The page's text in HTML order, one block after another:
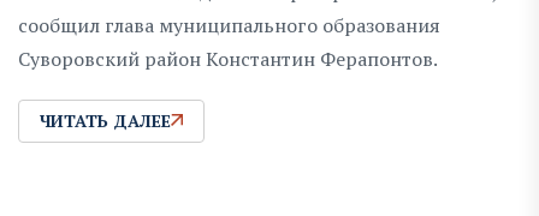
сообщил глава муниципального образования
Суворовский район Константин Ферапонтов.
ЧИТАТЬ ДАЛЕЕ